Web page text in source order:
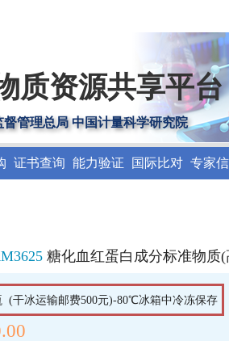
质资源共享平台
管理总局 中国计量科学研究院
证书查询 能力验证 国际比对 专家
糖化血红蛋白成分标准物质(
(干冰运输邮费500元)-80℃冰箱中冷冻保存